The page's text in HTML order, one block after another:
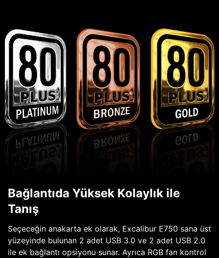
Bağlantıda Yüksek Kolaylık ile
Tanış
Seçeceğin anakarta ek olarak, Excalibur E750 sana üst
yüzeyinde bulunan 2 adet USB 3.0 ve 2 adet USB 2.0
ile ek bağlantı opsiyonu sunar. Ayrıca RGB fan kontrol